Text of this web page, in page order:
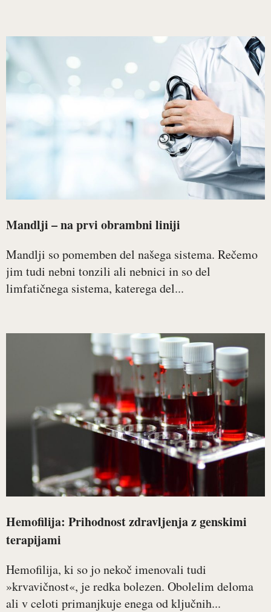
Mandlji – na prvi obrambni liniji
Mandlji so pomemben del našega sistema. Rečemo
jim tudi nebni tonzili ali nebnici in so del
limfatičnega sistema, katerega del...
Hemofilija: Prihodnost zdravljenja z genskimi
terapijami
Hemofilija, ki so jo nekoč imenovali tudi
»krvavičnost«, je redka bolezen. Obolelim deloma
ali v celoti primanjkuje enega od ključnih...